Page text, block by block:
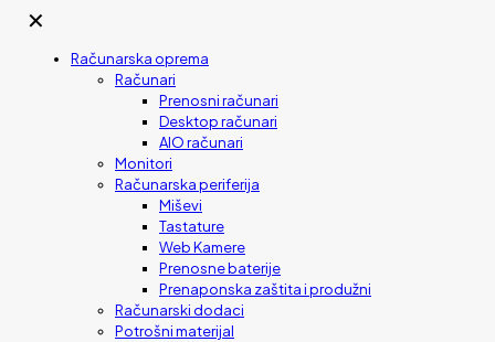
✕
Računarska oprema
Računari
Prenosni računari
Desktop računari
AIO računari
Monitori
Računarska periferija
Miševi
Tastature
Web Kamere
Prenosne baterije
Prenaponska zaštita i produžni
Računarski dodaci
Potrošni materijal